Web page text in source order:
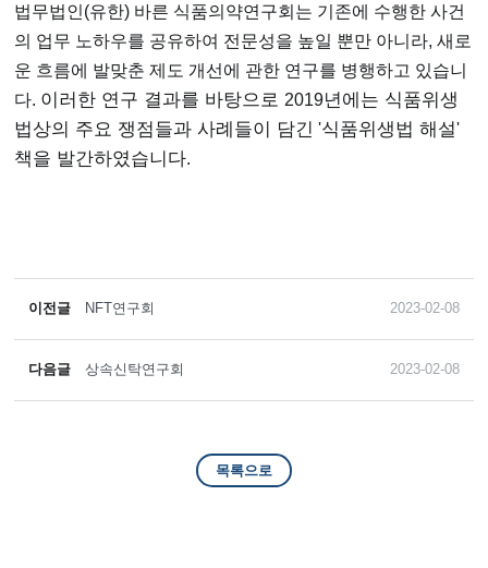
법무법인(유한) 바른 식품의약연구회는 기존에 수행한 사건
의 업무 노하우를 공유하여 전문성을 높일 뿐만 아니라, 새로
운 흐름에 발맞춘 제도 개선에 관한 연구를 병행하고 있습니
다. 이러한 연구 결과를 바탕으로 2019년에는 식품위생
법상의 주요 쟁점들과 사례들이 담긴 '식품위생법 해설'
책을 발간하였습니다.
이전글 NFT연구회 2023-02-08
다음글 상속신탁연구회 2023-02-08
목록으로